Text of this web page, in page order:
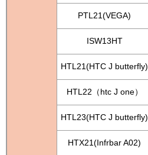
PTL21(VEGA)
ISW13HT
HTL21(HTC J butterfly)
HTL22（htc J one）
HTL23(HTC J butterfly)
HTX21(Infrbar A02)